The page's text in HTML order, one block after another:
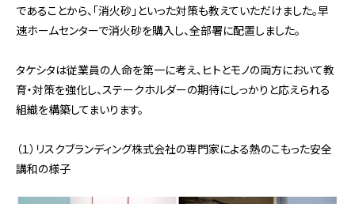
であることから、「消火砂」といった対策も教えていただけました。早
速ホームセンターで消火砂を購入し、全部署に配置しました。
タケシタは従業員の人命を第一に考え、ヒトとモノの両方において教
育・対策を強化し、ステークホルダーの期待にしっかりと応えられる
組織を構築してまいります。
（１）リスクブランディング株式会社の専門家による熱のこもった安全
講和の様子